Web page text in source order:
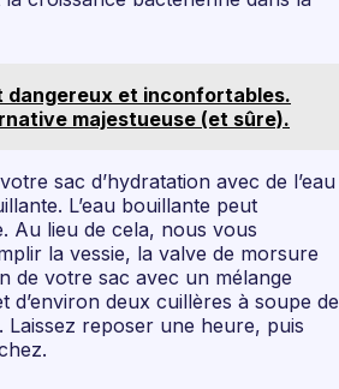
dangereux et inconfortables.
majestueuse (et sûre).
sac d’hydratation avec de l’eau
L’eau bouillante peut
Au lieu de cela, nous vous
la vessie, la valve de morsure
de votre sac avec un mélange
d’environ deux cuillères à soupe de
Laissez reposer une heure, puis